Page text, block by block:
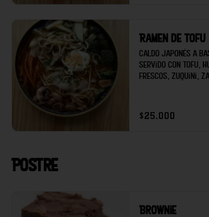
Ramen de tofu
Caldo japonés a
servido con tofu,
frescos, zuquini,
$25.000
Postre
Brownie